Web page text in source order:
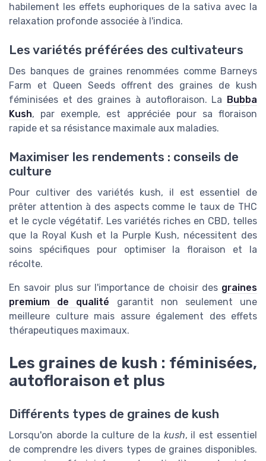
habilement les effets euphoriques de la sativa avec la
relaxation profonde associée à l'indica.
Les variétés préférées des cultivateurs
Des banques de graines renommées comme Barneys
Farm et Queen Seeds offrent des graines de kush
féminisées et des graines à autofloraison. La Bubba
Kush, par exemple, est appréciée pour sa floraison
rapide et sa résistance maximale aux maladies.
Maximiser les rendements : conseils de
culture
Pour cultiver des variétés kush, il est essentiel de
prêter attention à des aspects comme le taux de THC
et le cycle végétatif. Les variétés riches en CBD, telles
que la Royal Kush et la Purple Kush, nécessitent des
soins spécifiques pour optimiser la floraison et la
récolte.
En savoir plus sur l'importance de choisir des graines
premium de qualité garantit non seulement une
meilleure culture mais assure également des effets
thérapeutiques maximaux.
Les graines de kush : féminisées,
autofloraison et plus
Différents types de graines de kush
Lorsqu'on aborde la culture de la kush, il est essentiel
de comprendre les divers types de graines disponibles.